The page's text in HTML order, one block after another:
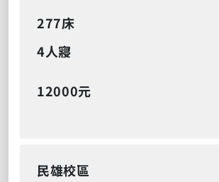
277床
4人寢
12000元
民雄校區